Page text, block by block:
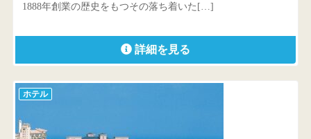
1888年創業の歴史をもつその落ち着いた[…]
詳細を見る
ホテル